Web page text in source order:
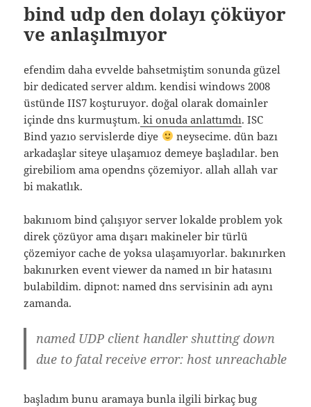
bind udp den dolayı çöküyor
ve anlaşılmıyor
efendim daha evvelde bahsetmiştim sonunda güzel
bir dedicated server aldım. kendisi windows 2008
üstünde IIS7 koşturuyor. doğal olarak domainler
içinde dns kurmuştum. ki onuda anlattımdı. ISC
Bind yazıo servislerde diye
neysecime. dün bazı
arkadaşlar siteye ulaşamıoz demeye başladılar. ben
girebiliom ama opendns çözemiyor. allah allah var
bi makatlık.
bakınıom bind çalışıyor server lokalde problem yok
direk çözüyor ama dışarı makineler bir türlü
çözemiyor cache de yoksa ulaşamıyorlar. bakınırken
bakınırken event viewer da named ın bir hatasını
bulabildim. dipnot: named dns servisinin adı aynı
zamanda.
named UDP client handler shutting down
due to fatal receive error: host unreachable
başladım bunu aramaya bunla ilgili birkaç bug